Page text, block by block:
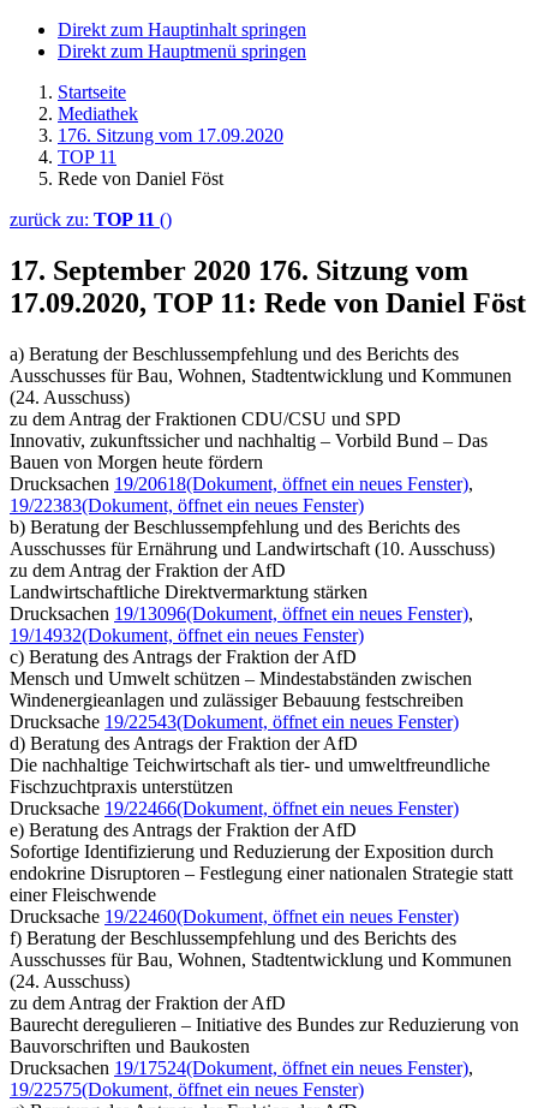
Direkt zum Hauptinhalt springen
Direkt zum Hauptmenü springen
Startseite
Mediathek
176. Sitzung vom 17.09.2020
TOP 11
Rede von Daniel Föst
zurück zu: TOP 11 ()
17. September 2020 176. Sitzung vom
17.09.2020, TOP 11: Rede von Daniel Föst
a) Beratung der Beschlussempfehlung und des Berichts des
Ausschusses für Bau, Wohnen, Stadtentwicklung und Kommunen
(24. Ausschuss)
zu dem Antrag der Fraktionen CDU/CSU und SPD
Innovativ, zukunftssicher und nachhaltig – Vorbild Bund – Das
Bauen von Morgen heute fördern
Drucksachen 19/20618(Dokument, öffnet ein neues Fenster),
19/22383(Dokument, öffnet ein neues Fenster)
b) Beratung der Beschlussempfehlung und des Berichts des
Ausschusses für Ernährung und Landwirtschaft (10. Ausschuss)
zu dem Antrag der Fraktion der AfD
Landwirtschaftliche Direktvermarktung stärken
Drucksachen 19/13096(Dokument, öffnet ein neues Fenster),
19/14932(Dokument, öffnet ein neues Fenster)
c) Beratung des Antrags der Fraktion der AfD
Mensch und Umwelt schützen – Mindestabständen zwischen
Windenergieanlagen und zulässiger Bebauung festschreiben
Drucksache 19/22543(Dokument, öffnet ein neues Fenster)
d) Beratung des Antrags der Fraktion der AfD
Die nachhaltige Teichwirtschaft als tier- und umweltfreundliche
Fischzuchtpraxis unterstützen
Drucksache 19/22466(Dokument, öffnet ein neues Fenster)
e) Beratung des Antrags der Fraktion der AfD
Sofortige Identifizierung und Reduzierung der Exposition durch
endokrine Disruptoren – Festlegung einer nationalen Strategie statt
einer Fleischwende
Drucksache 19/22460(Dokument, öffnet ein neues Fenster)
f) Beratung der Beschlussempfehlung und des Berichts des
Ausschusses für Bau, Wohnen, Stadtentwicklung und Kommunen
(24. Ausschuss)
zu dem Antrag der Fraktion der AfD
Baurecht deregulieren – Initiative des Bundes zur Reduzierung von
Bauvorschriften und Baukosten
Drucksachen 19/17524(Dokument, öffnet ein neues Fenster),
19/22575(Dokument, öffnet ein neues Fenster)